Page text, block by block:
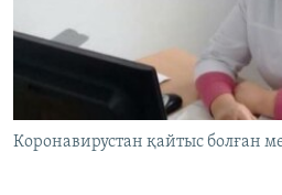
Коронавирустан қайтыс болған